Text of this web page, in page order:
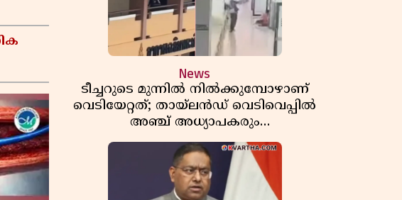
News
ടീച്ചറുടെ മുന്നിൽ നിൽക്കുമ്പോഴാണ്
വെടിയേറ്റത്; തായ്‌ലൻഡ് വെടിവെപ്പിൽ
അഞ്ച് അധ്യാപകരും
മുത്തശ്ശീമുത്തശ്ശന്മാരും കൊല്ലപ്പെട്ടു,
മരണസംഖ്യ 7; ഞെട്ടിക്കുന്ന
വെളിപ്പെടുത്തലുകൾ